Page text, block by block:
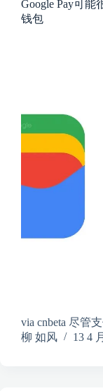
Google Pay可
钱包
via cnbeta 尽管
柳 如风
13 4